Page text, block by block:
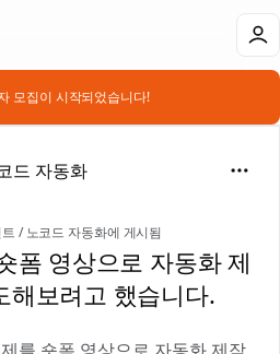
모집이 시작되었습니다!
드 자동화
/ 노코드 자동화에 게시됨
폼 영상으로 자동화 제
해보려고 했습니다.